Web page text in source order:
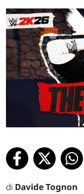
di Davide Tognon